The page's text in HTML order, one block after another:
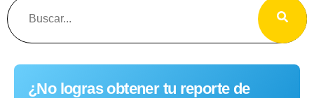
¿No logras obtener tu reporte de